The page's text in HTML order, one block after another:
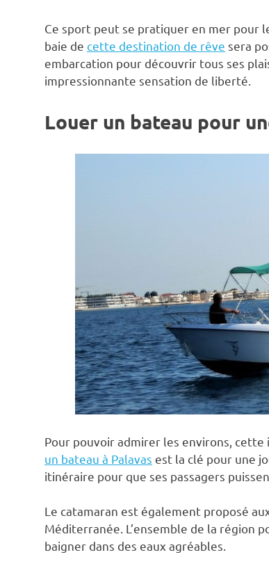
Ce sport peut se pratiquer en mer pour
baie de cette destination de rêve sera
embarcation pour découvrir tous ses
impressionnante sensation de liberté.
Louer un bateau pour
Pour pouvoir admirer les environs, cette
un bateau à Palavas est la clé pour une
itinéraire pour que ses passagers
Le catamaran est également proposé
Méditerranée. L’ensemble de la région
baigner dans des eaux agréables.